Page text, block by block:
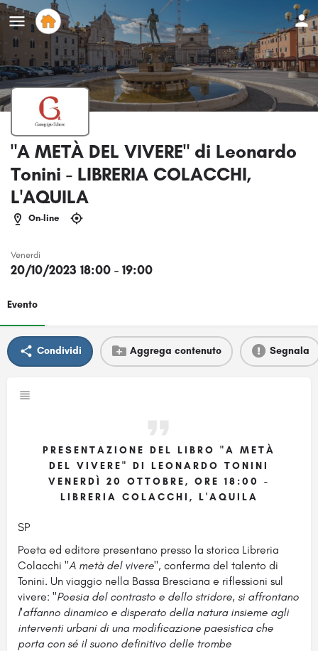
"A METÀ DEL VIVERE" di Leonardo
Tonini - LIBRERIA COLACCHI,
L'AQUILA
On-line
Venerdi
20/10/2023 18:00 - 19:00
Evento
Condividi Aggrega contenuto Segnala
PRESENTAZIONE DEL LIBRO "A METÀ
DEL VIVERE" DI LEONARDO TONINI
VENERDÌ 20 OTTOBRE, ORE 18:00 -
LIBRERIA COLACCHI, L'AQUILA
SP
Poeta ed editore presentano presso la storica Libreria
Colacchi "A metà del vivere", conferma del talento di
Tonini. Un viaggio nella Bassa Bresciana e riflessioni sul
vivere: "Poesia del contrasto e dello stridore, si affrontano
l'affanno dinamico e disperato della natura insieme agli
interventi urbani di una modificazione paesistica che
porta con sé il suono definitivo delle trombe